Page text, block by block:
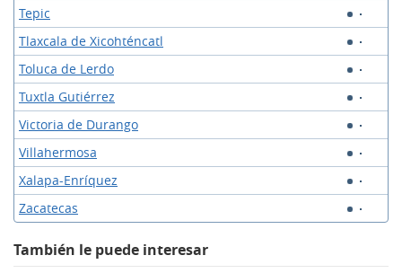
Tepic
Tlaxcala de Xicohténcatl
Toluca de Lerdo
Tuxtla Gutiérrez
Victoria de Durango
Villahermosa
Xalapa-Enríquez
Zacatecas
También le puede interesar